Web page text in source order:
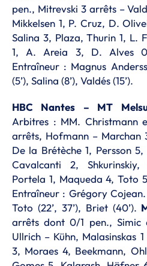
pen., Mitrevski 3 arrêts –
Mikkelsen 1, P. Cruz, D.
Salina 3, Plaza, Thurin 1, L.
1, A. Areia 3, D. Alves
Entraîneur : Magnus
(5’), Salina (8’), Valdés (15’).
HBC Nantes – MT
Arbitres : MM. Christmann
arrêts, Hofmann – Marchan
De la Brétèche 1, Persson
Cavalcanti 2,
Portela 1, Maqueda 4, Toto
Entraîneur : Grégory Cojean.
Toto (22’, 37’), Briet (40’).
arrêts dont 0/1 pen.,
Ullrich – Kühn, Malasinskas
3, Moraes 4, Beekmann,